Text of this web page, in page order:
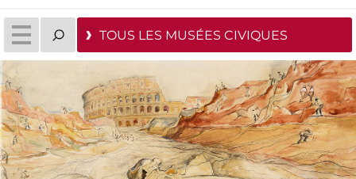
TOUS LES MUSÉES CIVIQUES